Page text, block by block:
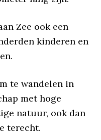
Zee ook een
kinderen en
te wandelen in
met hoge
natuur, ook dan
terecht.